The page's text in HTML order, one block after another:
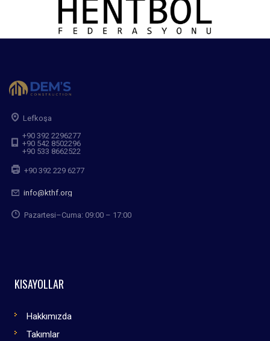
Lefkoşa
+90 392 2296277
+90 542 8502296
+90 533 8662522
+90 392 229 6277
info@kthf.org
Pazartesi–Cuma: 09:00 – 17:00
KISAYOLLAR
Hakkımızda
Takımlar